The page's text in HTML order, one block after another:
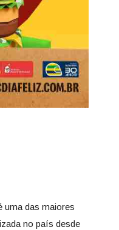
uma das maiores
no país desde